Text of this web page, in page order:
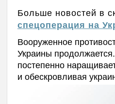
Больше новостей в
спецоперация на
Вооруженное
Украины
постепенно
и обескровливая